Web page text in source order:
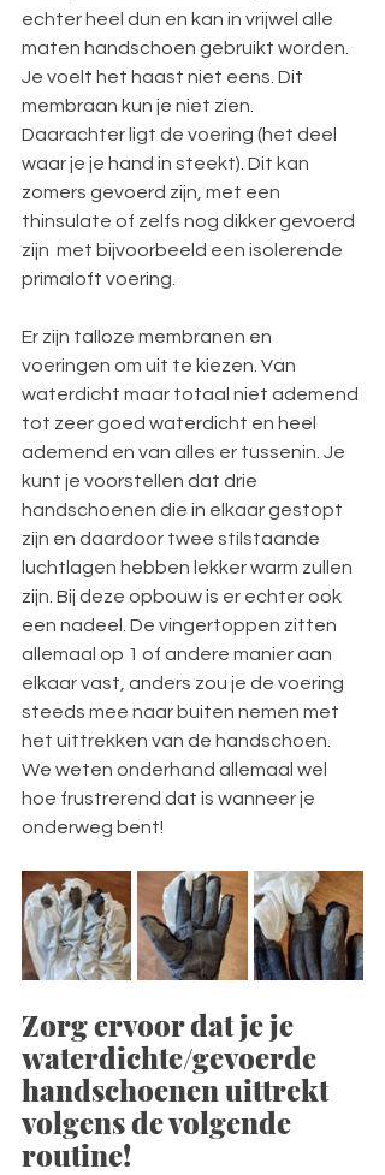
echter heel dun en kan in vrijwel alle
maten handschoen gebruikt worden.
Je voelt het haast niet eens. Dit
membraan kun je niet zien.
Daarachter ligt de voering (het deel
waar je je hand in steekt). Dit kan
zomers gevoerd zijn, met een
thinsulate of zelfs nog dikker gevoerd
zijn  met bijvoorbeeld een isolerende
primaloft voering.
Er zijn talloze membranen en
voeringen om uit te kiezen. Van
waterdicht maar totaal niet ademend
tot zeer goed waterdicht en heel
ademend en van alles er tussenin. Je
kunt je voorstellen dat drie
handschoenen die in elkaar gestopt
zijn en daardoor twee stilstaande
luchtlagen hebben lekker warm zullen
zijn. Bij deze opbouw is er echter ook
een nadeel. De vingertoppen zitten
allemaal op 1 of andere manier aan
elkaar vast, anders zou je de voering
steeds mee naar buiten nemen met
het uittrekken van de handschoen.
We weten onderhand allemaal wel
hoe frustrerend dat is wanneer je
onderweg bent!
Zorg ervoor dat je je
waterdichte/gevoerde
handschoenen uittrekt
volgens de volgende
routine!